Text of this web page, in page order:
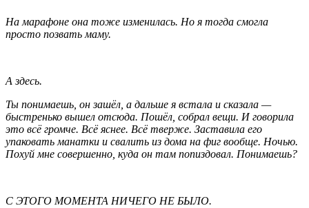
На марафоне она тоже изменилась. Но я тогда смогла
просто позвать маму.
А здесь.
Ты понимаешь, он зашёл, а дальше я встала и сказала —
быстренько вышел отсюда. Пошёл, собрал вещи. И говорила
это всё громче. Всё яснее. Всё тверже. Заставила его
упаковать манатки и свалить из дома на фиг вообще. Ночью.
Похуй мне совершенно, куда он там попиздовал. Понимаешь?
С ЭТОГО МОМЕНТА НИЧЕГО НЕ БЫЛО.